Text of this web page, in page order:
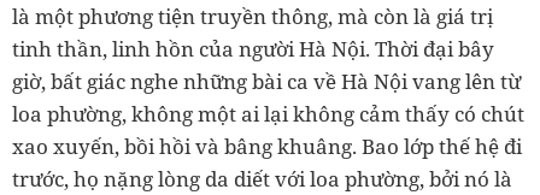
là một phương tiện truyền thông, mà còn là giá trị
tinh thần, linh hồn của người Hà Nội. Thời đại bây
giờ, bất giác nghe những bài ca về Hà Nội vang lên từ
loa phường, không một ai lại không cảm thấy có chút
xao xuyến, bồi hồi và bâng khuâng. Bao lớp thế hệ đi
trước, họ nặng lòng da diết với loa phường, bởi nó là